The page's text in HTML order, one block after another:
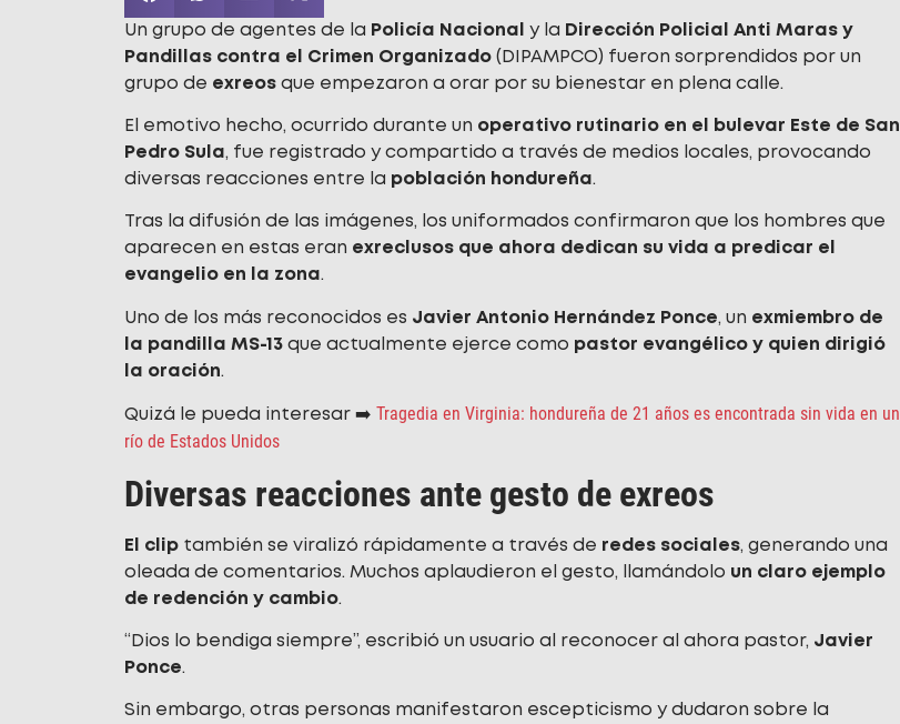
Un grupo de agentes de la Policía Nacional y la Dirección Policial Anti Maras y
Pandillas contra el Crimen Organizado (DIPAMPCO) fueron sorprendidos por un
grupo de exreos que empezaron a orar por su bienestar en plena calle.
El emotivo hecho, ocurrido durante un operativo rutinario en el bulevar Este de San
Pedro Sula, fue registrado y compartido a través de medios locales, provocando
diversas reacciones entre la población hondureña.
Tras la difusión de las imágenes, los uniformados confirmaron que los hombres que
aparecen en estas eran exreclusos que ahora dedican su vida a predicar el
evangelio en la zona.
Uno de los más reconocidos es Javier Antonio Hernández Ponce, un exmiembro de
la pandilla MS-13 que actualmente ejerce como pastor evangélico y quien dirigió
la oración.
Quizá le pueda interesar ➡️ Tragedia en Virginia: hondureña de 21 años es encontrada sin vida en un
río de Estados Unidos
Diversas reacciones ante gesto de exreos
El clip también se viralizó rápidamente a través de redes sociales, generando una
oleada de comentarios. Muchos aplaudieron el gesto, llamándolo un claro ejemplo
de redención y cambio.
“Dios lo bendiga siempre”, escribió un usuario al reconocer al ahora pastor, Javier
Ponce.
Sin embargo, otras personas manifestaron escepticismo y dudaron sobre la